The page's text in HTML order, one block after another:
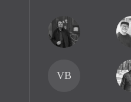
VB